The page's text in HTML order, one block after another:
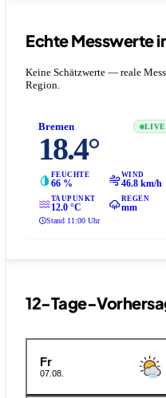
Echte Messwerte
Keine Schätzwerte — reale
Region.
Bremen LIVE
18.4°
FEUCHTE
66 %
WIND
46.8 km/h
TAUPUNKT
12.0 °C
REGEN
mm
Stand 11:00 Uhr
12-Tage-
Fr
07.08.